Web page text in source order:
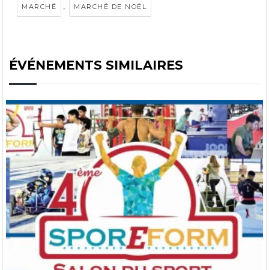
MARCHÉ , MARCHÉ DE NOËL
ÉVÉNEMENTS SIMILAIRES